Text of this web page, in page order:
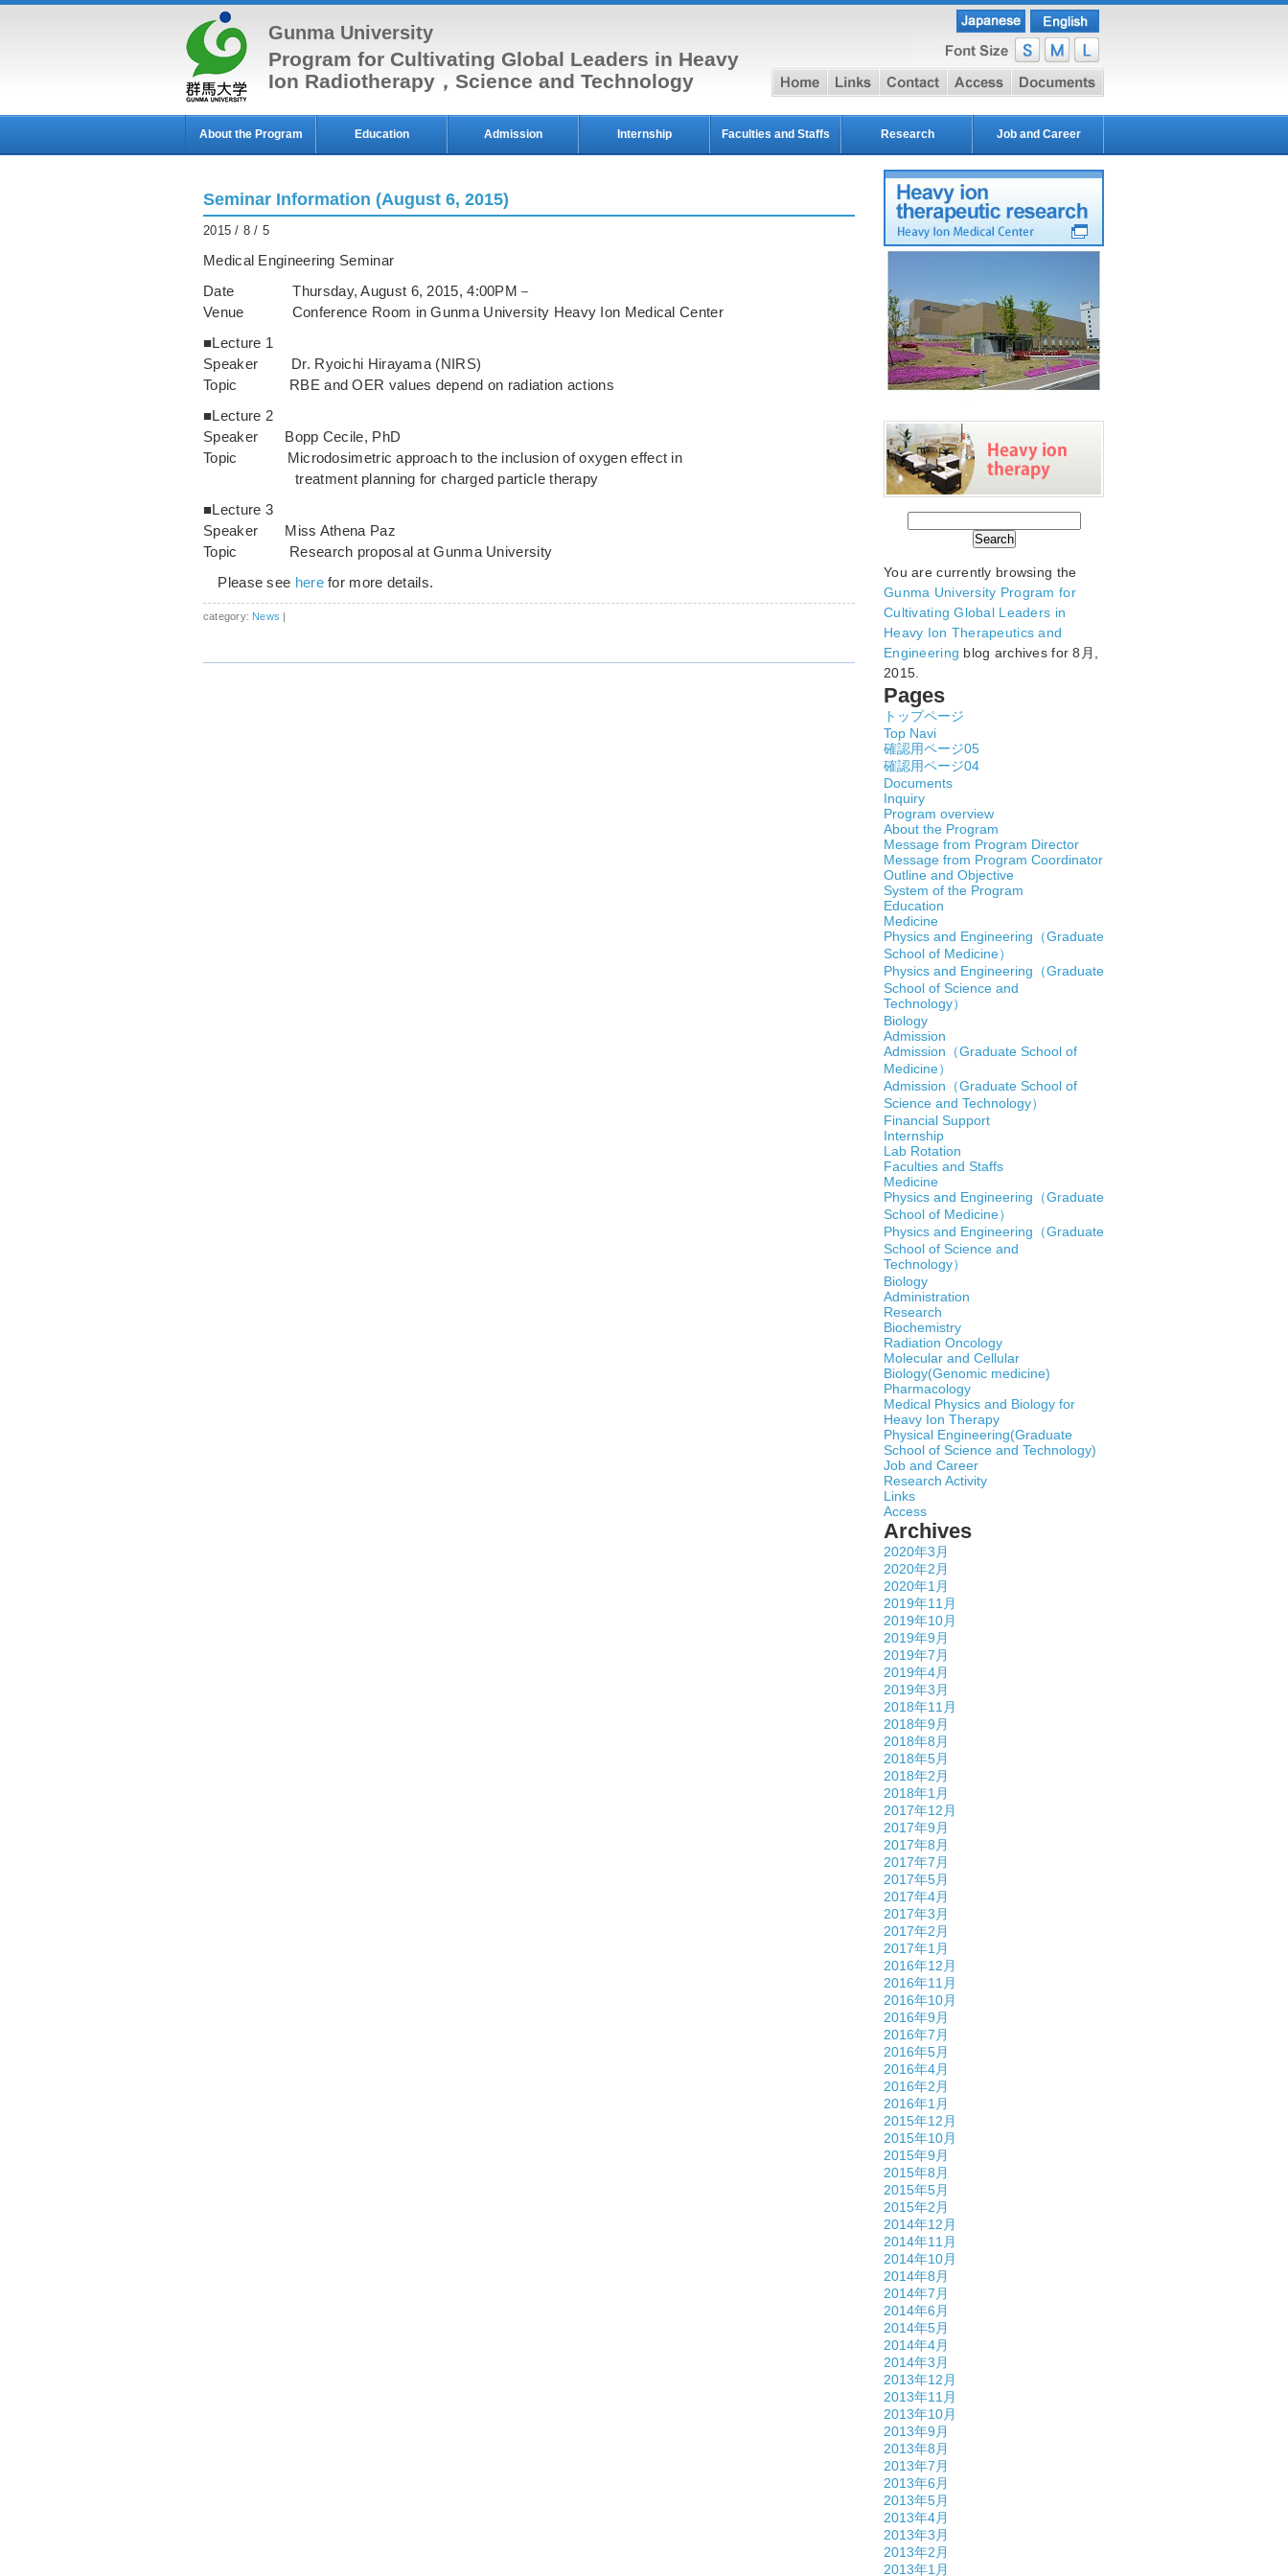
Gunma University
Program for Cultivating Global Leaders in Heavy
Ion Radiotherapy，Science and Technology
home link contact access
About the Program Education Admission Internship Faculties and Staffs Research Job and Career
Seminar Information (August 6, 2015)
2015 / 8 / 5
Medical Engineering Seminar
Date Thursday, August 6, 2015, 4:00PM－
Venue Conference Room in Gunma University Heavy Ion Medical Center
■Lecture 1
Speaker Dr. Ryoichi Hirayama (NIRS)
Topic RBE and OER values depend on radiation actions
■Lecture 2
Speaker Bopp Cecile, PhD
Topic Microdosimetric approach to the inclusion of oxygen effect in
treatment planning for charged particle therapy
■Lecture 3
Speaker Miss Athena Paz
Topic Research proposal at Gunma University
Please see herefor more details.
category: News |
You are currently browsing the
Gunma University Program for
Cultivating Global Leaders in
Heavy Ion Therapeutics and
Engineering blog archives for 8月,
2015.
Pages
トップページ
Top Navi
確認用ページ05
確認用ページ04
Documents
Inquiry
Program overview
About the Program
Message from Program Director
Message from Program Coordinator
Outline and Objective
System of the Program
Education
Medicine
Physics and Engineering（Graduate
School of Medicine）
Physics and Engineering（Graduate
School of Science and
Technology）
Biology
Admission
Admission（Graduate School of
Medicine）
Admission（Graduate School of
Science and Technology）
Financial Support
Internship
Lab Rotation
Faculties and Staffs
Medicine
Physics and Engineering（Graduate
School of Medicine）
Physics and Engineering（Graduate
School of Science and
Technology）
Biology
Administration
Research
Biochemistry
Radiation Oncology
Molecular and Cellular
Biology(Genomic medicine)
Pharmacology
Medical Physics and Biology for
Heavy Ion Therapy
Physical Engineering(Graduate
School of Science and Technology)
Job and Career
Research Activity
Links
Access
Archives
2020年3月
2020年2月
2020年1月
2019年11月
2019年10月
2019年9月
2019年7月
2019年4月
2019年3月
2018年11月
2018年9月
2018年8月
2018年5月
2018年2月
2018年1月
2017年12月
2017年9月
2017年8月
2017年7月
2017年5月
2017年4月
2017年3月
2017年2月
2017年1月
2016年12月
2016年11月
2016年10月
2016年9月
2016年7月
2016年5月
2016年4月
2016年2月
2016年1月
2015年12月
2015年10月
2015年9月
2015年8月
2015年5月
2015年2月
2014年12月
2014年11月
2014年10月
2014年8月
2014年7月
2014年6月
2014年5月
2014年4月
2014年3月
2013年12月
2013年11月
2013年10月
2013年9月
2013年8月
2013年7月
2013年6月
2013年5月
2013年4月
2013年3月
2013年2月
2013年1月